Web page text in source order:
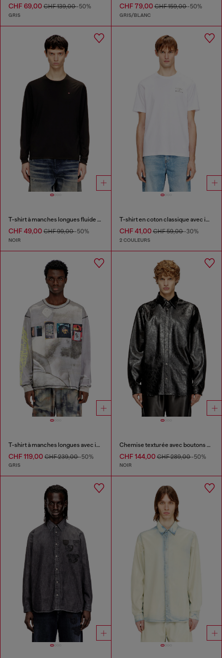
CHF 69,00 CHF 139,00-50%
GRIS
CHF 79,00CHF 159,00-50%
GRIS/BLANC
T-shirt à manches longues fluide avec micro broderie
CHF 49,00 CHF 99,00-50%
NOIR
T-shirt en coton classique avec impression en relief
CHF 41,00CHF 59,00-30%
2 COULEURS
T-shirt à manches longues avec imprimé intégral et empiècements
CHF 119,00 CHF 239,00-50%
GRIS
Chemise texturée avec boutons de marque
CHF 144,00CHF 289,00-50%
NOIR